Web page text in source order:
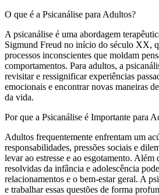
O que é a Psicanálise para Adultos?
A psicanálise é uma abordagem
Sigmund Freud no início do século XX,
processos inconscientes que moldam
comportamentos. Para adultos, a
revisitar e ressignificar experiências
emocionais e encontrar novas maneiras
da vida.
Por que a Psicanálise é Importante para
Adultos frequentemente enfrentam um
responsabilidades, pressões sociais e
levar ao estresse e ao esgotamento. Além
resolvidas da infância e adolescência
relacionamentos e o bem-estar geral. A
e trabalhar essas questões de forma